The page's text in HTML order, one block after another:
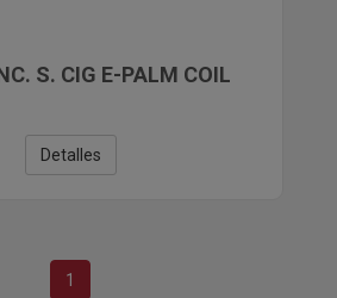
S. CIG E-PALM COIL
Detalles
1